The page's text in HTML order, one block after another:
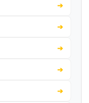
➔
➔
➔
➔
➔